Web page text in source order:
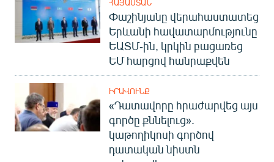
ՀԱՅԱՍՏԱՆ
Փաշինյանը վերահաստատեց
Երևանի հավատարմությունը
ԵԱՏՄ-ին, կրկին բացառեց
ԵՄ հարցով հանրաքվեն
ԻՐԱՎՈՒՆՔ
«Դատավորը հրաժարվեց այս
գործը քննելուց».
կաթողիկոսի գործով
դատական նիստն